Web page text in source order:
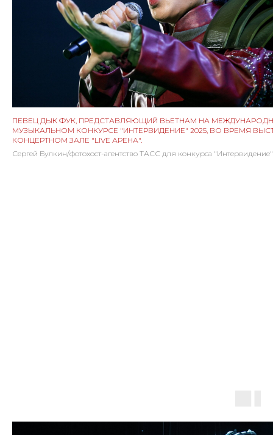
ПЕВЕЦ ДЫК ФУК, ПРЕДСТАВЛЯЮЩИЙ ВЬЕТНАМ НА
МУЗЫКАЛЬНОМ КОНКУРСЕ "ИНТЕРВИДЕНИЕ" 2025, ВО ВРЕМЯ
КОНЦЕРТНОМ ЗАЛЕ "LIVE АРЕНА".
Сергей Булкин/фотохост-агентство ТАСС для конкурса "Интервидение"